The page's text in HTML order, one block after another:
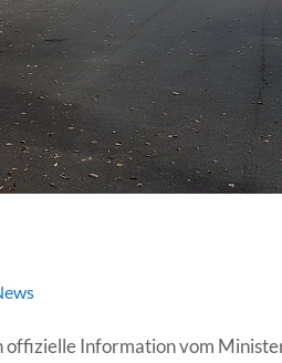
Information vom